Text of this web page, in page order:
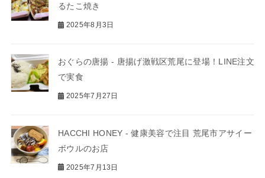
るたこ焼き
2025年8月3日
おぐらの唐揚 - 唐揚げ激戦区荒尾に登場！LINE注文
で実食
2025年7月27日
HACCHI HONEY - 健康美容で注目 荒尾市アサイー
ボウルのお店
2025年7月13日